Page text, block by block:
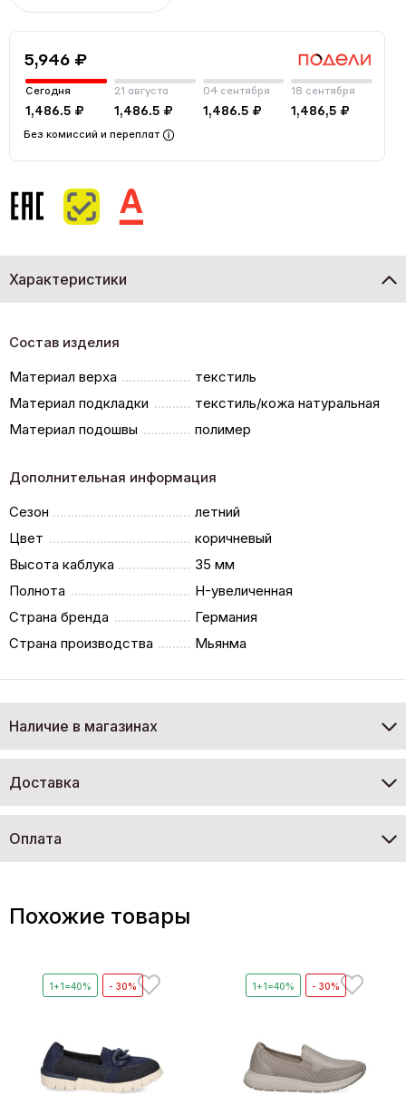
5,946 ₽
Сегодня
1,486.5 ₽
21 августа
1,486.5 ₽
04 сентября
1,486.5 ₽
18 сентября
1,486,5 ₽
Без комиссий и переплат
Характеристики
Состав изделия
Материал верха
текстиль
Материал подкладки
текстиль/кожа натуральная
Материал подошвы
полимер
Дополнительная информация
Сезон
летний
Цвет
коричневый
Высота каблука
35 мм
Полнота
H-увеличенная
Страна бренда
Германия
Страна производства
Мьянма
Наличие в магазинах
Доставка
Оплата
Похожие товары
1+1=40% - 30% 1+1=40% - 30%